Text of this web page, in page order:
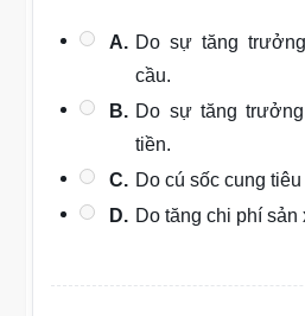
A. Do sự tăng
cầu.
B. Do sự tăng
tiền.
C. Do cú sốc cung
D. Do tăng chi phí sản